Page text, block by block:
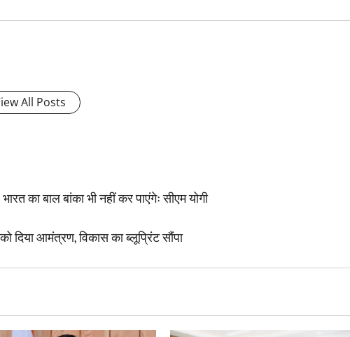
All Posts
का बाल बांका भी नहीं कर पाएंगेः सीएम योगी
दिया आमंत्रण, विकास का ब्लूप्रिंट सौंपा